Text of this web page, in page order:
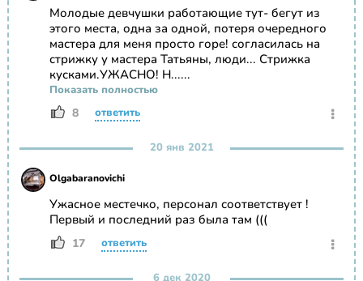
Молодые девчушки работающие тут- бегут из
этого места, одна за одной, потеря очередного
мастера для меня просто горе! согласилась на
стрижку у мастера Татьяны, люди... Стрижка
кусками.УЖАСНО! Н......
Показать полностью
8 ответить
20 янв 2021
Olgabaranovichi
Ужасное местечко, персонал соответствует !
Первый и последний раз была там (((
17 ответить
6 дек 2020